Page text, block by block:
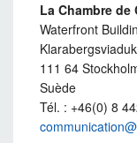
La Chambre de
Waterfront
111 64
Suède
Tél. : +46(0) 8